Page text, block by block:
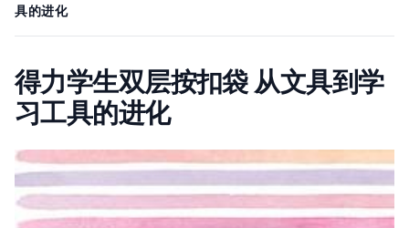
具的进化
得力学生双层按扣袋 从文具到学
习工具的进化